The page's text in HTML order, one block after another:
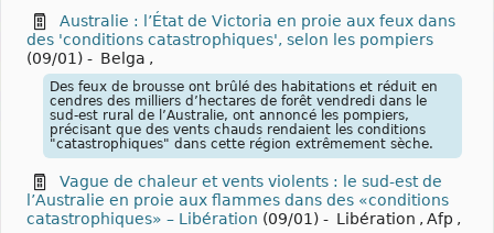
Australie : l’État de Victoria en proie aux feux dans
des 'conditions catastrophiques', selon les pompiers
(09/01) - Belga ,
Des feux de brousse ont brûlé des habitations et réduit en
cendres des milliers d’hectares de forêt vendredi dans le
sud-est rural de l’Australie, ont annoncé les pompiers,
précisant que des vents chauds rendaient les conditions
"catastrophiques" dans cette région extrêmement sèche.
Vague de chaleur et vents violents : le sud-est de
l’Australie en proie aux flammes dans des «conditions
catastrophiques» – Libération (09/01) - Libération , Afp ,